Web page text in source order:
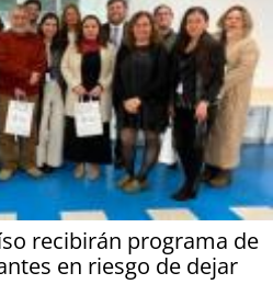
recibirán programa de
en riesgo de dejar